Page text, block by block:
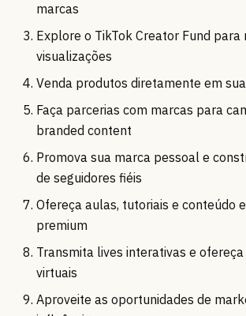
marcas
Explore o TikTok Creator Fund para
visualizações
Venda produtos diretamente em
Faça parcerias com marcas para
branded content
Promova sua marca pessoal e
de seguidores fiéis
Ofereça aulas, tutoriais e conteúdo
premium
Transmita lives interativas e ofereça
virtuais
Aproveite as oportunidades de